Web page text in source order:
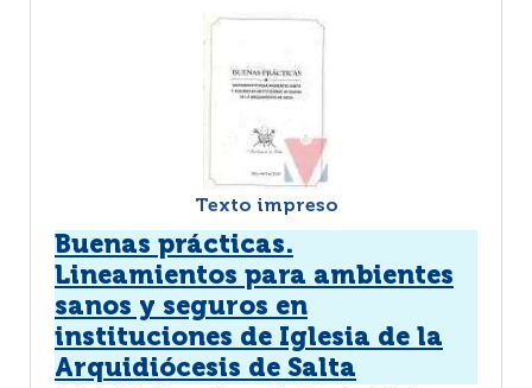
Texto impreso
Buenas prácticas.
Lineamientos para ambientes
sanos y seguros en
instituciones de Iglesia de la
Arquidiócesis de Salta